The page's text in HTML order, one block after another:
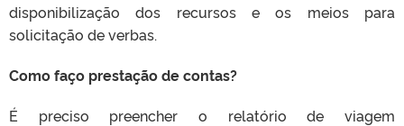
disponibilização dos recursos e os meios para
solicitação de verbas.
Como faço prestação de contas?
É preciso preencher o relatório de viagem